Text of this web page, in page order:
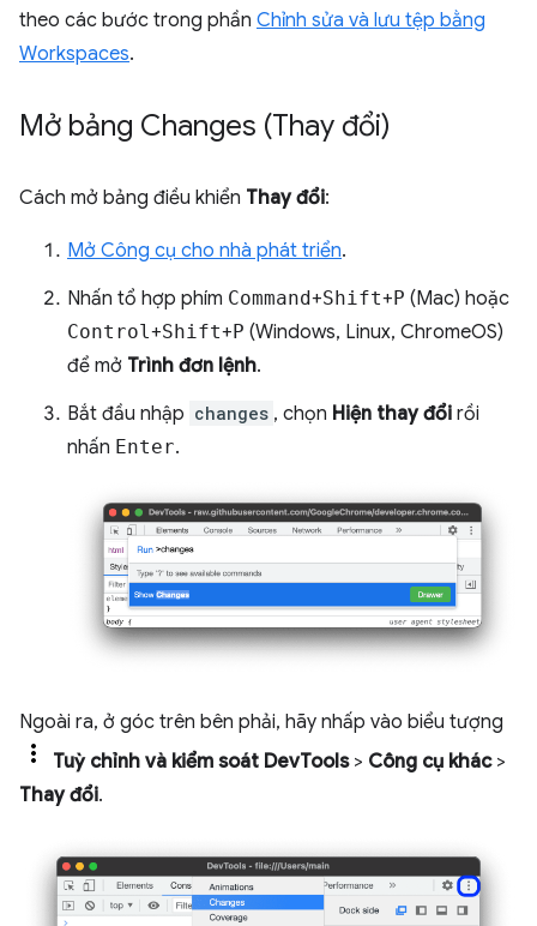
theo các bước trong phần Chỉnh sửa và lưu tệp bằng
Workspaces.
Mở bảng Changes (Thay đổi)
Cách mở bảng điều khiển Thay đổi:
Mở Công cụ cho nhà phát triển.
Nhấn tổ hợp phím Command+Shift+P (Mac) hoặc
Control+Shift+P (Windows, Linux, ChromeOS)
để mở Trình đơn lệnh.
Bắt đầu nhập changes , chọn Hiện thay đổi rồi
nhấn Enter.
Ngoài ra, ở góc trên bên phải, hãy nhấp vào biểu tượng
Tuỳ chỉnh và kiểm soát DevTools> Công cụ khác>
Thay đổi.